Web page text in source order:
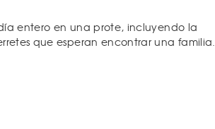
entero en una prote, incluyendo la
que esperan encontrar una familia.